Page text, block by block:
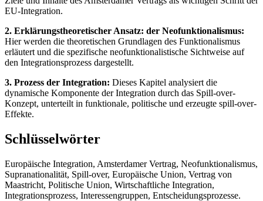
EU-Integration.
2. Erklärungstheoretischer Ansatz: der Neofunktionalismus:
Hier werden die theoretischen Grundlagen des Funktionalismus
erläutert und die spezifische neofunktionalistische Sichtweise auf
den Integrationsprozess dargestellt.
3. Prozess der Integration: Dieses Kapitel analysiert die
dynamische Komponente der Integration durch das Spill-over-
Konzept, unterteilt in funktionale, politische und erzeugte spill-over-
Effekte.
Schlüsselwörter
Europäische Integration, Amsterdamer Vertrag, Neofunktionalismus,
Supranationalität, Spill-over, Europäische Union, Vertrag von
Maastricht, Politische Union, Wirtschaftliche Integration,
Integrationsprozess, Interessengruppen, Entscheidungsprozesse.